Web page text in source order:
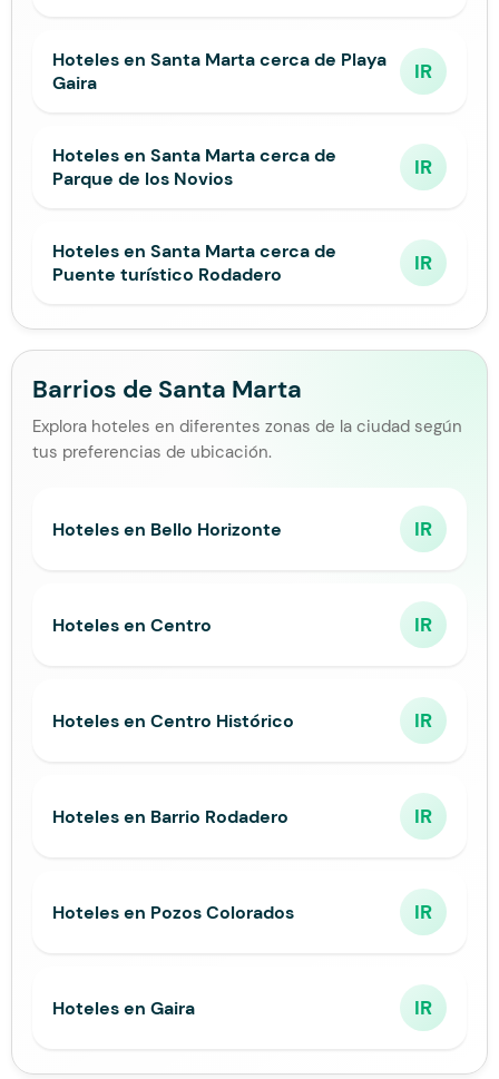
Hoteles en Santa Marta cerca de Playa
Gaira
IR
Hoteles en Santa Marta cerca de
Parque de los Novios
IR
Hoteles en Santa Marta cerca de
Puente turístico Rodadero
IR
Barrios de Santa Marta
Explora hoteles en diferentes zonas de la ciudad según
tus preferencias de ubicación.
Hoteles en Bello Horizonte IR
Hoteles en Centro IR
Hoteles en Centro Histórico IR
Hoteles en Barrio Rodadero IR
Hoteles en Pozos Colorados IR
Hoteles en Gaira IR